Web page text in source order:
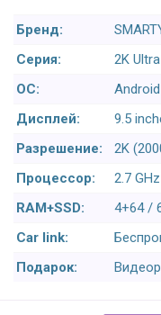
Бренд:
Серия:
2K
ОС:
Дисплей:
9.5
Разрешение:
2K
Процессор:
2.7
RAM+SSD:
4+64 /
Car link:
Подарок: